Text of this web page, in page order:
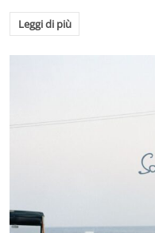
Leggi di più